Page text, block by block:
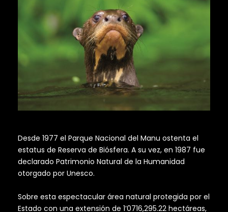
Desde 1977 el Parque Nacional del Manu ostenta el
estatus de Reserva de Biósfera. A su vez, en 1987 fue
declarado Patrimonio Natural de la Humanidad
otorgado por Unesco.
Sobre esta espectacular área natural protegida por el
Estado con una extensión de 1’0716,295.22 hectáreas,